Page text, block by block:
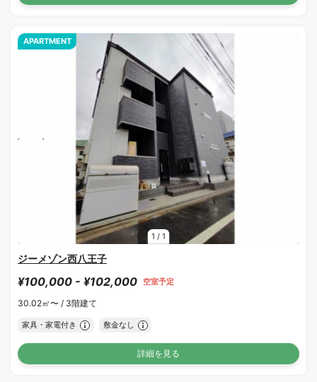
1 / 1
APARTMENT
ジーメゾン西八王子
¥100,000 - ¥102,000 空室予定
30.02㎡〜 / 3階建て
家具・家電付き 敷金なし
詳細を見る